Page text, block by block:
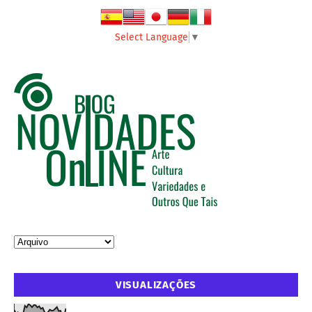
Select Language ▼
VISUALIZAÇÕES